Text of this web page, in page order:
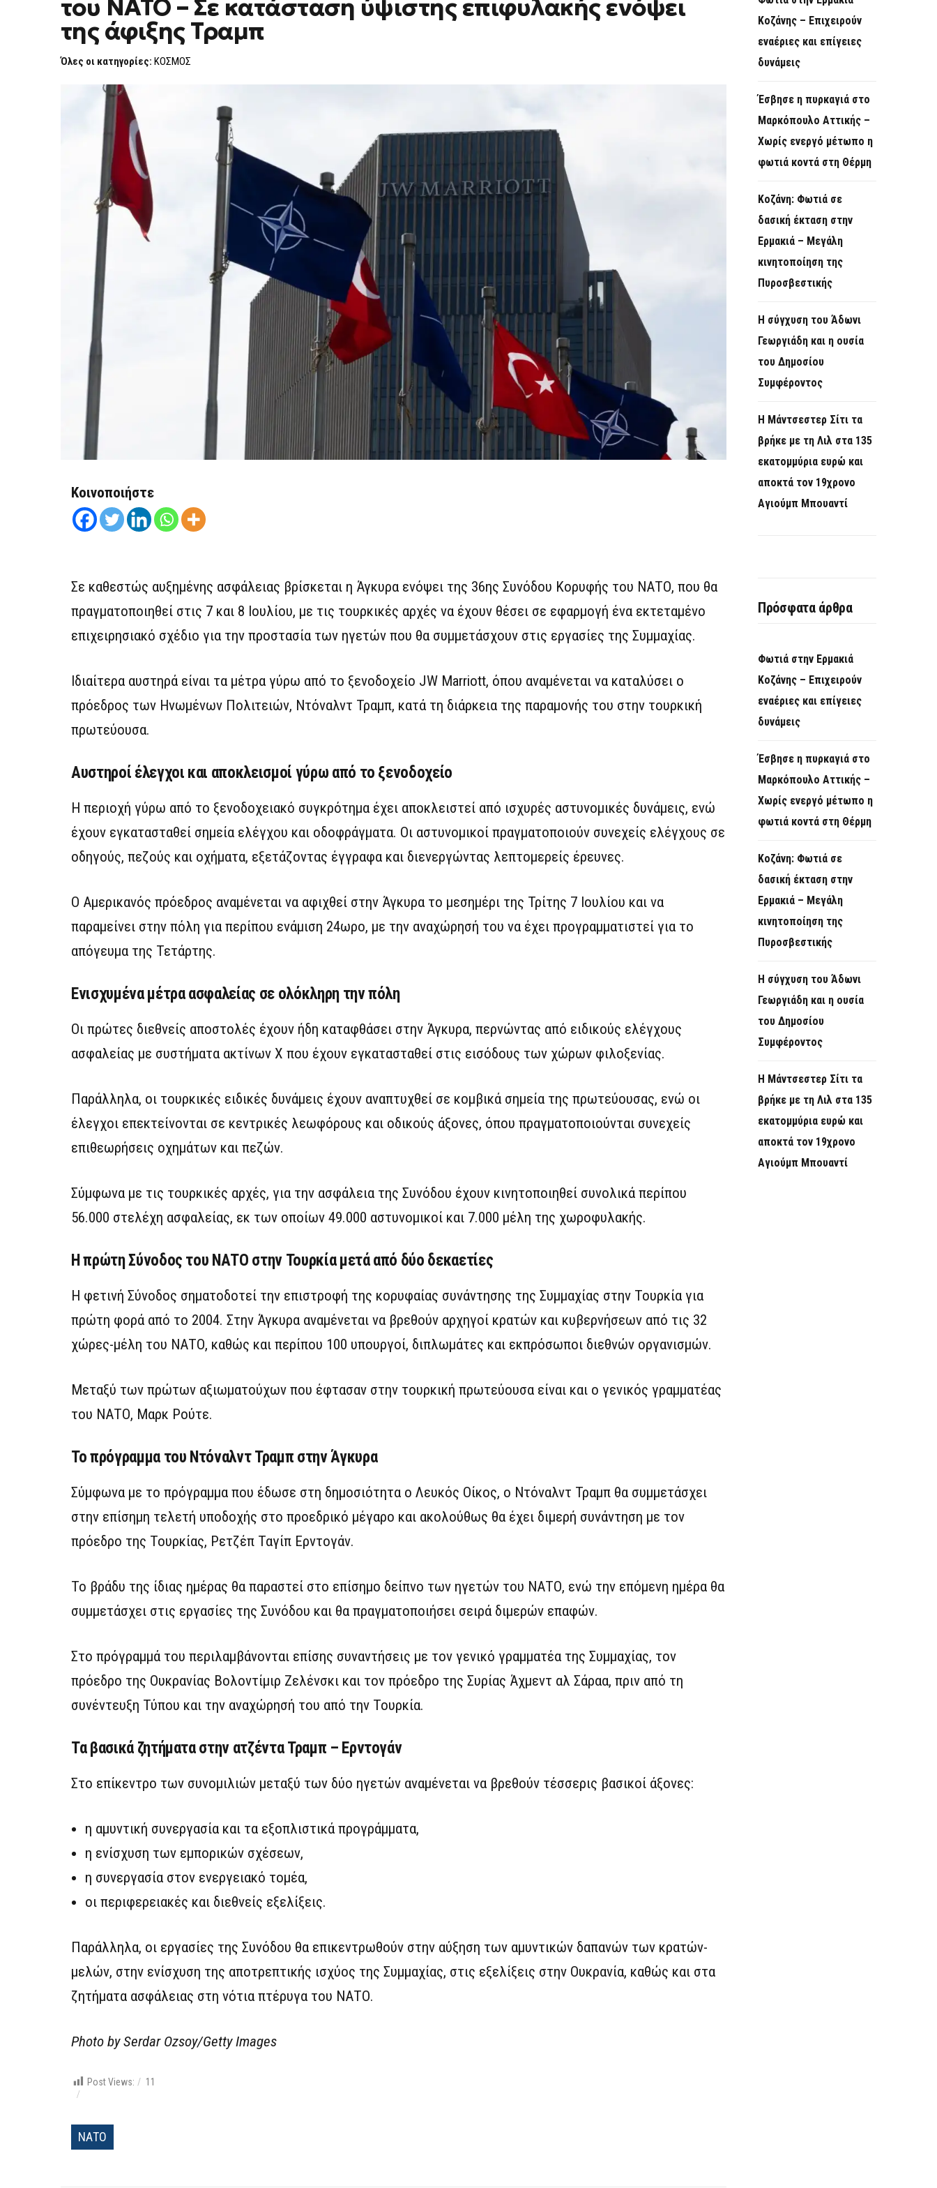
ΜΈΤΡΑ
ΑΣΦΑΛΕΊΑΣ
ΓΙΑ
ΤΗ
ΤΟΥ
ΕΠΙΦΥΛΑΚΉΣ
του ΝΑΤΟ – Σε κατάσταση ύψιστης επιφυλακής ενόψει
της άφιξης Τραμπ
Όλες οι κατηγορίες: ΚΟΣΜΟΣ
Κοινοποιήστε
Σε καθεστώς αυξημένης ασφάλειας βρίσκεται η Άγκυρα ενόψει της 36ης Συνόδου Κορυφής του ΝΑΤΟ, που θα
πραγματοποιηθεί στις 7 και 8 Ιουλίου, με τις τουρκικές αρχές να έχουν θέσει σε εφαρμογή ένα εκτεταμένο
επιχειρησιακό σχέδιο για την προστασία των ηγετών που θα συμμετάσχουν στις εργασίες της Συμμαχίας.
Ιδιαίτερα αυστηρά είναι τα μέτρα γύρω από το ξενοδοχείο JW Marriott, όπου αναμένεται να καταλύσει ο
πρόεδρος των Ηνωμένων Πολιτειών, Ντόναλντ Τραμπ, κατά τη διάρκεια της παραμονής του στην τουρκική
πρωτεύουσα.
Αυστηροί έλεγχοι και αποκλεισμοί γύρω από το ξενοδοχείο
Η περιοχή γύρω από το ξενοδοχειακό συγκρότημα έχει αποκλειστεί από ισχυρές αστυνομικές δυνάμεις, ενώ
έχουν εγκατασταθεί σημεία ελέγχου και οδοφράγματα. Οι αστυνομικοί πραγματοποιούν συνεχείς ελέγχους σε
οδηγούς, πεζούς και οχήματα, εξετάζοντας έγγραφα και διενεργώντας λεπτομερείς έρευνες.
Ο Αμερικανός πρόεδρος αναμένεται να αφιχθεί στην Άγκυρα το μεσημέρι της Τρίτης 7 Ιουλίου και να
παραμείνει στην πόλη για περίπου ενάμιση 24ωρο, με την αναχώρησή του να έχει προγραμματιστεί για το
απόγευμα της Τετάρτης.
Ενισχυμένα μέτρα ασφαλείας σε ολόκληρη την πόλη
Οι πρώτες διεθνείς αποστολές έχουν ήδη καταφθάσει στην Άγκυρα, περνώντας από ειδικούς ελέγχους
ασφαλείας με συστήματα ακτίνων Χ που έχουν εγκατασταθεί στις εισόδους των χώρων φιλοξενίας.
Παράλληλα, οι τουρκικές ειδικές δυνάμεις έχουν αναπτυχθεί σε κομβικά σημεία της πρωτεύουσας, ενώ οι
έλεγχοι επεκτείνονται σε κεντρικές λεωφόρους και οδικούς άξονες, όπου πραγματοποιούνται συνεχείς
επιθεωρήσεις οχημάτων και πεζών.
Σύμφωνα με τις τουρκικές αρχές, για την ασφάλεια της Συνόδου έχουν κινητοποιηθεί συνολικά περίπου
56.000 στελέχη ασφαλείας, εκ των οποίων 49.000 αστυνομικοί και 7.000 μέλη της χωροφυλακής.
Η πρώτη Σύνοδος του ΝΑΤΟ στην Τουρκία μετά από δύο δεκαετίες
Η φετινή Σύνοδος σηματοδοτεί την επιστροφή της κορυφαίας συνάντησης της Συμμαχίας στην Τουρκία για
πρώτη φορά από το 2004. Στην Άγκυρα αναμένεται να βρεθούν αρχηγοί κρατών και κυβερνήσεων από τις 32
χώρες-μέλη του ΝΑΤΟ, καθώς και περίπου 100 υπουργοί, διπλωμάτες και εκπρόσωποι διεθνών οργανισμών.
Μεταξύ των πρώτων αξιωματούχων που έφτασαν στην τουρκική πρωτεύουσα είναι και ο γενικός γραμματέας
του ΝΑΤΟ, Μαρκ Ρούτε.
Το πρόγραμμα του Ντόναλντ Τραμπ στην Άγκυρα
Σύμφωνα με το πρόγραμμα που έδωσε στη δημοσιότητα ο Λευκός Οίκος, ο Ντόναλντ Τραμπ θα συμμετάσχει
στην επίσημη τελετή υποδοχής στο προεδρικό μέγαρο και ακολούθως θα έχει διμερή συνάντηση με τον
πρόεδρο της Τουρκίας, Ρετζέπ Ταγίπ Ερντογάν.
Το βράδυ της ίδιας ημέρας θα παραστεί στο επίσημο δείπνο των ηγετών του ΝΑΤΟ, ενώ την επόμενη ημέρα θα
συμμετάσχει στις εργασίες της Συνόδου και θα πραγματοποιήσει σειρά διμερών επαφών.
Στο πρόγραμμά του περιλαμβάνονται επίσης συναντήσεις με τον γενικό γραμματέα της Συμμαχίας, τον
πρόεδρο της Ουκρανίας Βολοντίμιρ Ζελένσκι και τον πρόεδρο της Συρίας Άχμεντ αλ Σάραα, πριν από τη
συνέντευξη Τύπου και την αναχώρησή του από την Τουρκία.
Τα βασικά ζητήματα στην ατζέντα Τραμπ – Ερντογάν
Στο επίκεντρο των συνομιλιών μεταξύ των δύο ηγετών αναμένεται να βρεθούν τέσσερις βασικοί άξονες:
η αμυντική συνεργασία και τα εξοπλιστικά προγράμματα,
η ενίσχυση των εμπορικών σχέσεων,
η συνεργασία στον ενεργειακό τομέα,
οι περιφερειακές και διεθνείς εξελίξεις.
Παράλληλα, οι εργασίες της Συνόδου θα επικεντρωθούν στην αύξηση των αμυντικών δαπανών των κρατών-
μελών, στην ενίσχυση της αποτρεπτικής ισχύος της Συμμαχίας, στις εξελίξεις στην Ουκρανία, καθώς και στα
ζητήματα ασφάλειας στη νότια πτέρυγα του ΝΑΤΟ.
Photo by Serdar Ozsoy/Getty Images
Post Views: 11
ΝΑΤΟ
Κοζάνης – Επιχειρούν
εναέριες και επίγειες
δυνάμεις
Έσβησε η πυρκαγιά στο
Μαρκόπουλο Αττικής –
Χωρίς ενεργό μέτωπο η
φωτιά κοντά στη Θέρμη
Κοζάνη: Φωτιά σε
δασική έκταση στην
Ερμακιά – Μεγάλη
κινητοποίηση της
Πυροσβεστικής
Η σύγχυση του Άδωνι
Γεωργιάδη και η ουσία
του Δημοσίου
Συμφέροντος
Η Μάντσεστερ Σίτι τα
βρήκε με τη Λιλ στα 135
εκατομμύρια ευρώ και
αποκτά τον 19χρονο
Αγιούμπ Μπουαντί
Πρόσφατα άρθρα
Φωτιά στην Ερμακιά
Κοζάνης – Επιχειρούν
εναέριες και επίγειες
δυνάμεις
Έσβησε η πυρκαγιά στο
Μαρκόπουλο Αττικής –
Χωρίς ενεργό μέτωπο η
φωτιά κοντά στη Θέρμη
Κοζάνη: Φωτιά σε
δασική έκταση στην
Ερμακιά – Μεγάλη
κινητοποίηση της
Πυροσβεστικής
Η σύγχυση του Άδωνι
Γεωργιάδη και η ουσία
του Δημοσίου
Συμφέροντος
Η Μάντσεστερ Σίτι τα
βρήκε με τη Λιλ στα 135
εκατομμύρια ευρώ και
αποκτά τον 19χρονο
Αγιούμπ Μπουαντί